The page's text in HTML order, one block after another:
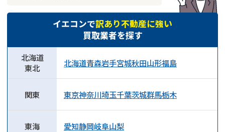
イエコンで訳あり不動産に強い
買取業者を探す
北海道
東北
北海道青森岩手宮城秋田山形福島
関東 東京神奈川埼玉千葉茨城群馬栃木
東海 愛知静岡岐阜山梨